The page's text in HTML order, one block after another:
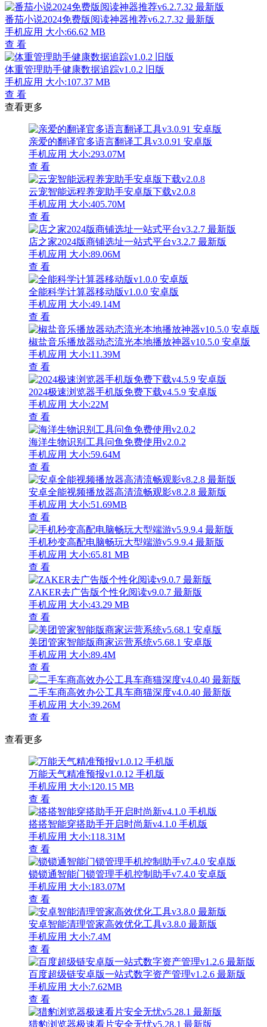
番茄小说2024免费版阅读神器推荐v6.2.7.32 最新版
手机应用 大小:66.62 MB
查 看
体重管理助手健康数据追踪v1.0.2 旧版
手机应用 大小:107.37 MB
查 看
查看更多
亲爱的翻译官多语言翻译工具v3.0.91 安卓版
手机应用 大小:293.07M
查 看
云宠智能远程养宠助手安卓版下载v2.0.8
手机应用 大小:405.70M
查 看
店之家2024版商铺选址一站式平台v3.2.7 最新版
手机应用 大小:89.06M
查 看
全能科学计算器移动版v1.0.0 安卓版
手机应用 大小:49.14M
查 看
椒盐音乐播放器动态流光本地播放神器v10.5.0 安卓版
手机应用 大小:11.39M
查 看
2024极速浏览器手机版免费下载v4.5.9 安卓版
手机应用 大小:22M
查 看
海洋生物识别工具问鱼免费使用v2.0.2
手机应用 大小:59.64M
查 看
安卓全能视频播放器高清流畅观影v8.2.8 最新版
手机应用 大小:51.69MB
查 看
手机秒变高配电脑畅玩大型端游v5.9.9.4 最新版
手机应用 大小:65.81 MB
查 看
ZAKER去广告版个性化阅读v9.0.7 最新版
手机应用 大小:43.29 MB
查 看
美团管家智能版商家运营系统v5.68.1 安卓版
手机应用 大小:89.4M
查 看
二手车商高效办公工具车商猫深度v4.0.40 最新版
手机应用 大小:39.26M
查 看
查看更多
万能天气精准预报v1.0.12 手机版
手机应用 大小:120.15 MB
查 看
搭搭智能穿搭助手开启时尚新v4.1.0 手机版
手机应用 大小:118.31M
查 看
锁锁通智能门锁管理手机控制助手v7.4.0 安卓版
手机应用 大小:183.07M
查 看
安卓智能清理管家高效优化工具v3.8.0 最新版
手机应用 大小:7.4M
查 看
百度超级链安卓版一站式数字资产管理v1.2.6 最新版
手机应用 大小:7.62MB
查 看
猎豹浏览器极速看片安全无忧v5.28.1 最新版